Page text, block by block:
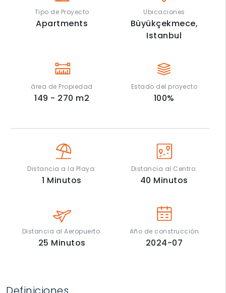
Tipo de Proyecto
Apartments
Ubicaciones
Büyükçekmece,
Istanbul
área de Propiedad
149 - 270 m2
Estado del proyecto
100%
Distancia a la Playa:
1 Minutos
Distancia al Centro:
40 Minutos
Distancia al Aeropuerto:
25 Minutos
Año de construcción
2024-07